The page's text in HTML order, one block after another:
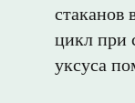
стаканов
цикл при
уксуса